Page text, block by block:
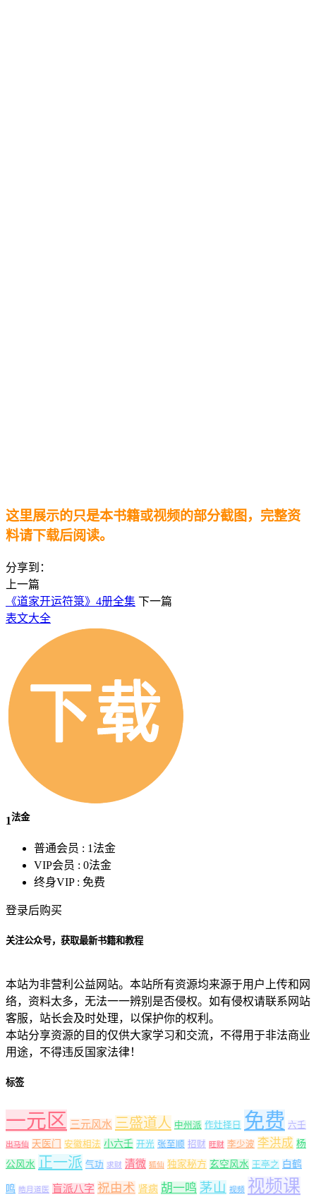
这里展示的只是本书籍或视频的部分截图，完整资
料请下载后阅读。
分享到：
上一篇
《道家开运符箓》4册全集 下一篇
表文大全
1法金
普通会员 : 1法金
VIP会员 : 0法金
终身VIP : 免费
登录后购买
关注公众号，获取最新书籍和教程
本站为非营利公益网站。本站所有资源均来源于用户上传和网
络，资料太多，无法一一辨别是否侵权。如有侵权请联系网站
客服，站长会及时处理，以保护你的权利。
本站分享资源的目的仅供大家学习和交流，不得用于非法商业
用途，不得违反国家法律！
标签
一元区 三元风水 三盛道人 中州派 作灶择日 免费 六壬
出马仙 天医门 安徽相法 小六壬 开光 张至顺 招财 旺财 李少波 李洪成 杨
公风水 正一派 气功 求财 清微 狐仙 独家秘方 玄空风水 王亭之 白鹤
鸣 皓月道医 盲派八字 祝由术 肾病 胡一鸣 茅山 视频 视频课